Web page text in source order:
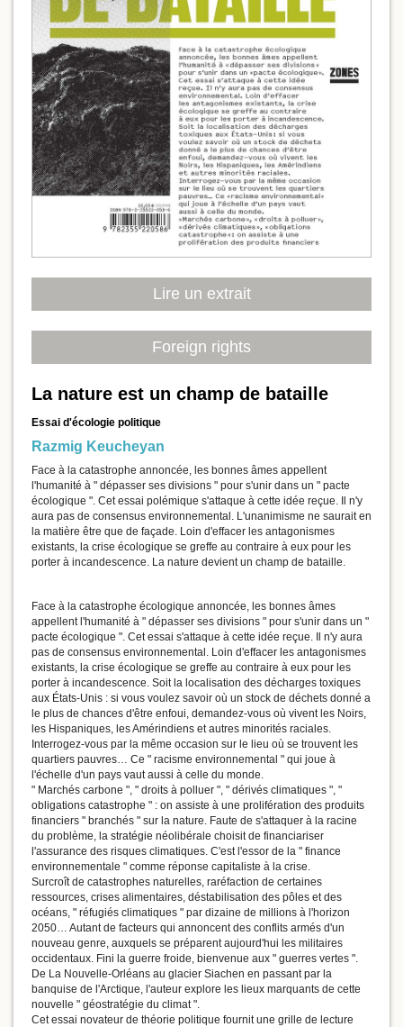
Lire un extrait
Foreign rights
La nature est un champ de bataille
Essai d'écologie politique
Razmig Keucheyan
Face à la catastrophe annoncée, les bonnes âmes appellent
l'humanité à " dépasser ses divisions " pour s'unir dans un " pacte
écologique ". Cet essai polémique s'attaque à cette idée reçue. Il n'y
aura pas de consensus environnemental. L'unanimisme ne saurait en
la matière être que de façade. Loin d'effacer les antagonismes
existants, la crise écologique se greffe au contraire à eux pour les
porter à incandescence. La nature devient un champ de bataille.
Face à la catastrophe écologique annoncée, les bonnes âmes
appellent l'humanité à " dépasser ses divisions " pour s'unir dans un "
pacte écologique ". Cet essai s'attaque à cette idée reçue. Il n'y aura
pas de consensus environnemental. Loin d'effacer les antagonismes
existants, la crise écologique se greffe au contraire à eux pour les
porter à incandescence. Soit la localisation des décharges toxiques
aux États-Unis : si vous voulez savoir où un stock de déchets donné a
le plus de chances d'être enfoui, demandez-vous où vivent les Noirs,
les Hispaniques, les Amérindiens et autres minorités raciales.
Interrogez-vous par la même occasion sur le lieu où se trouvent les
quartiers pauvres… Ce " racisme environnemental " qui joue à
l'échelle d'un pays vaut aussi à celle du monde.
" Marchés carbone ", " droits à polluer ", " dérivés climatiques ", "
obligations catastrophe " : on assiste à une prolifération des produits
financiers " branchés " sur la nature. Faute de s'attaquer à la racine
du problème, la stratégie néolibérale choisit de financiariser
l'assurance des risques climatiques. C'est l'essor de la " finance
environnementale " comme réponse capitaliste à la crise.
Surcroît de catastrophes naturelles, raréfaction de certaines
ressources, crises alimentaires, déstabilisation des pôles et des
océans, " réfugiés climatiques " par dizaine de millions à l'horizon
2050… Autant de facteurs qui annoncent des conflits armés d'un
nouveau genre, auxquels se préparent aujourd'hui les militaires
occidentaux. Fini la guerre froide, bienvenue aux " guerres vertes ".
De La Nouvelle-Orléans au glacier Siachen en passant par la
banquise de l'Arctique, l'auteur explore les lieux marquants de cette
nouvelle " géostratégie du climat ".
Cet essai novateur de théorie politique fournit une grille de lecture